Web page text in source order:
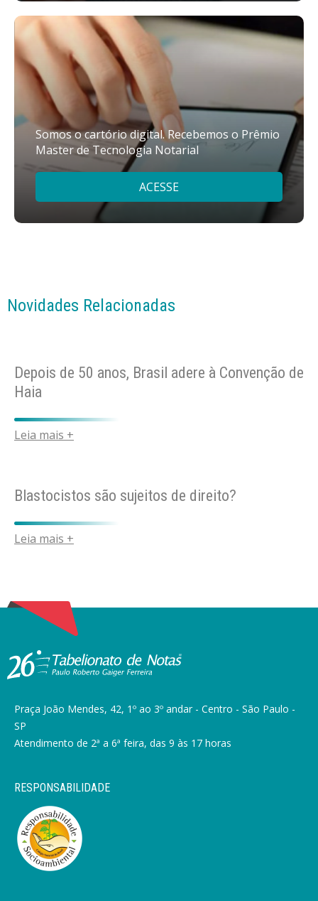
Somos o cartório digital. Recebemos o Prêmio
Master de Tecnologia Notarial
ACESSE
Novidades Relacionadas
Depois de 50 anos, Brasil adere à Convenção de
Haia
Leia mais +
Blastocistos são sujeitos de direito?
Leia mais +
Praça João Mendes, 42, 1º ao 3º andar - Centro - São Paulo -
SP
Atendimento de 2ª a 6ª feira, das 9 às 17 horas
RESPONSABILIDADE